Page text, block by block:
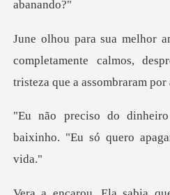
completamente calmos,
baixinho. "Eu só que